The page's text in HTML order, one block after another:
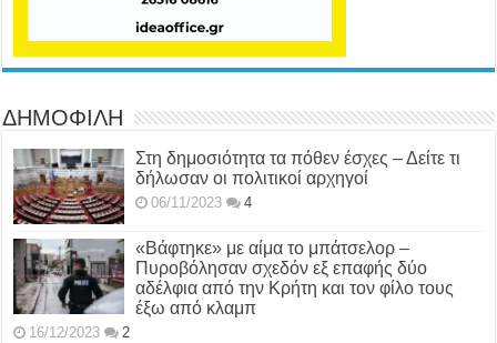
ΔΗΜΟΦΙΛΗ
Στη δημοσιότητα τα πόθεν έσχες – Δείτε τι
δήλωσαν οι πολιτικοί αρχηγοί
06/11/2023 4
«Βάφτηκε» με αίμα το μπάτσελορ –
Πυροβόλησαν σχεδόν εξ επαφής δύο
αδέλφια από την Κρήτη και τον φίλο τους
έξω από κλαμπ
16/12/2023 2